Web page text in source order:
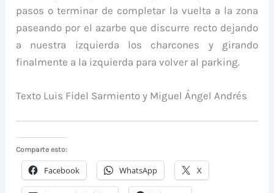
pasos o terminar de completar la vuelta a la zona
paseando por el azarbe que discurre recto dejando
a nuestra izquierda los charcones y girando
finalmente a la izquierda para volver al parking.
Texto Luis Fidel Sarmiento y Miguel Ángel Andrés
Comparte esto:
Facebook WhatsApp X